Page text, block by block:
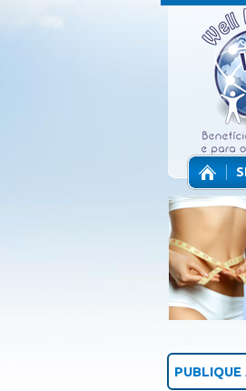
PUBLIQUE